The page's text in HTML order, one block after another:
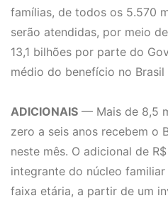
famílias, de todos os 5.570
serão atendidas, por meio
13,1 bilhões por parte do
médio do benefício no Brasil
ADICIONAIS — Mais de 8,5
zero a seis anos recebem o
neste mês. O adicional de
integrante do núcleo
faixa etária, a partir de um